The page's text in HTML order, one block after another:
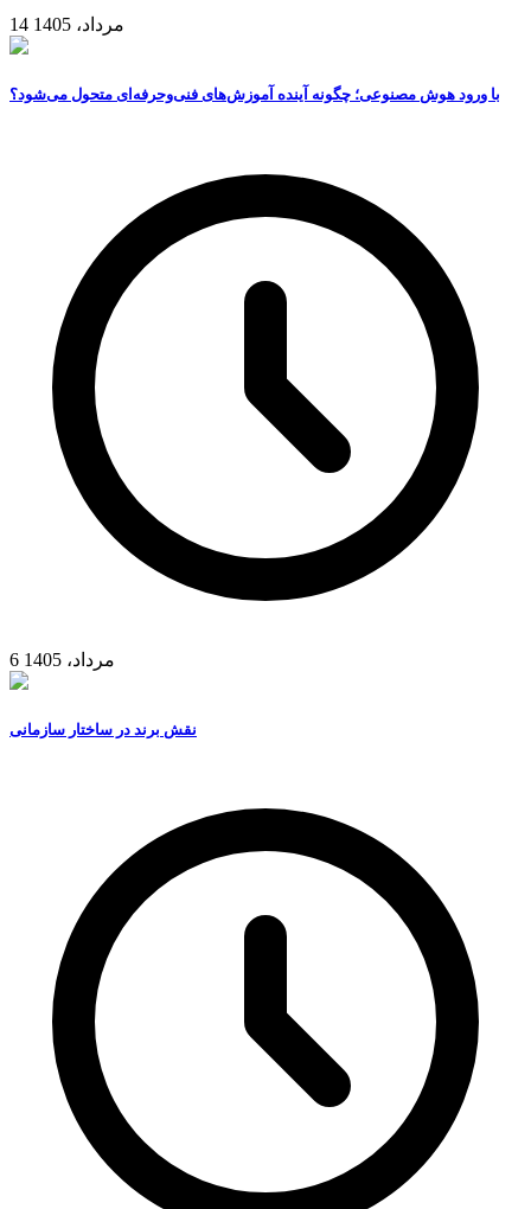
14 مرداد، 1405
با ورود هوش مصنوعی؛ چگونه آینده آموزش‌های فنی‌وحرفه‌ای متحول می‌شود؟
6 مرداد، 1405
نقش برند در ساختار سازمانی